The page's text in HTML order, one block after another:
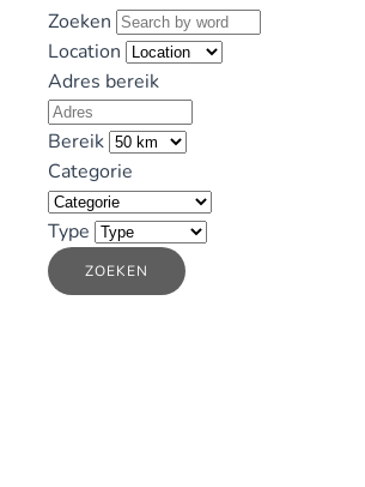
Zoeken
Location
Adres bereik
Bereik
Categorie
Type
ZOEKEN